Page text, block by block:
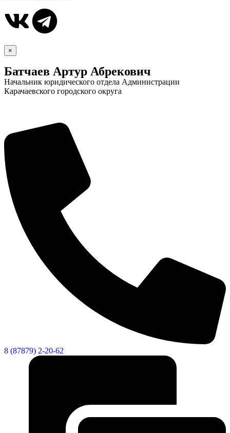
×
Батчаев Артур Абрекович
Начальник юридического отдела Администрации
Карачаевского городского округа
8 (87879) 2-20-62